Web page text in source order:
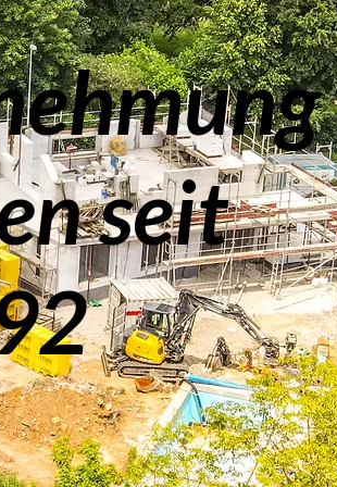
seit